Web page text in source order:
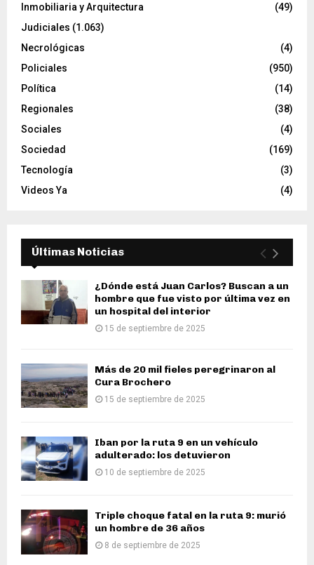
Inmobiliaria y Arquitectura
(49)
Judiciales (1.063)
Necrológicas
(4)
Policiales
(950)
Política
(14)
Regionales
(38)
Sociales
(4)
Sociedad
(169)
Tecnología
(3)
Videos Ya
(4)
Últimas Noticias
¿Dónde está Juan Carlos? Buscan a un
hombre que fue visto por última vez en
un hospital del interior
15 de septiembre de 2025
Más de 20 mil fieles peregrinaron al
Cura Brochero
15 de septiembre de 2025
Iban por la ruta 9 en un vehículo
adulterado: los detuvieron
10 de septiembre de 2025
Triple choque fatal en la ruta 9: murió
un hombre de 36 años
8 de septiembre de 2025